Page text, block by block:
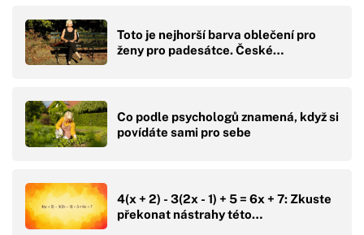
Toto je nejhorší barva oblečení pro
ženy pro padesátce. České…
Co podle psychologů znamená, když si
povídáte sami pro sebe
4(x + 2) - 3(2x - 1) + 5 = 6x + 7: Zkuste
překonat nástrahy této…